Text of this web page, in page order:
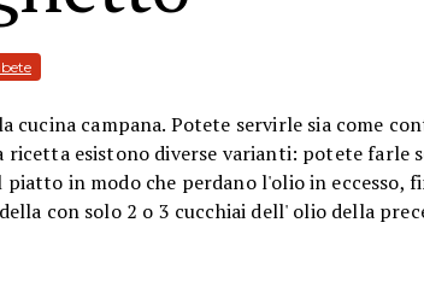
cucina campana. Potete servirle sia come
esistono diverse varianti: potete farle
in modo che perdano l'olio in eccesso,
con solo 2 o 3 cucchiai dell' olio della